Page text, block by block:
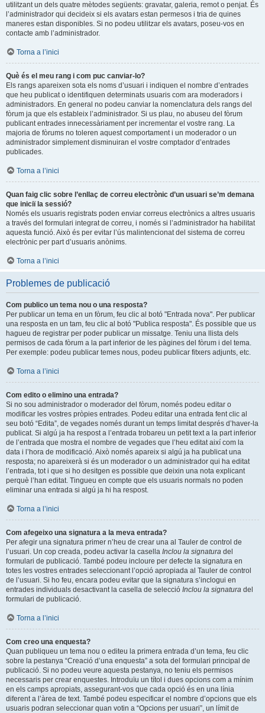
utilitzant un dels quatre mètodes següents: gravatar, galeria, remot o penjat. És
l’administrador qui decideix si els avatars estan permesos i tria de quines
maneres estan disponibles. Si no podeu utilitzar els avatars, poseu-vos en
contacte amb l’administrador.
Torna a l’inici
Què és el meu rang i com puc canviar-lo?
Els rangs apareixen sota els noms d’usuari i indiquen el nombre d’entrades
que heu publicat o identifiquen determinats usuaris com ara moderadors i
administradors. En general no podeu canviar la nomenclatura dels rangs del
fòrum ja que els estableix l’administrador. Si us plau, no abuseu del fòrum
publicant entrades innecessàriament per incrementar el vostre rang. La
majoria de fòrums no toleren aquest comportament i un moderador o un
administrador simplement disminuiran el vostre comptador d’entrades
publicades.
Torna a l’inici
Quan faig clic sobre l’enllaç de correu electrònic d’un usuari se’m demana
que iniciï la sessió?
Només els usuaris registrats poden enviar correus electrònics a altres usuaris
a través del formulari integrat de correu, i només si l’administrador ha habilitat
aquesta funció. Això és per evitar l’ús malintencionat del sistema de correu
electrònic per part d’usuaris anònims.
Torna a l’inici
Problemes de publicació
Com publico un tema nou o una resposta?
Per publicar un tema en un fòrum, feu clic al botó "Entrada nova". Per publicar
una resposta en un tam, feu clic al botó "Publica resposta". És possible que us
hagueu de registrar per poder publicar un missatge. Teniu una llista dels
permisos de cada fòrum a la part inferior de les pàgines del fòrum i del tema.
Per exemple: podeu publicar temes nous, podeu publicar fitxers adjunts, etc.
Torna a l’inici
Com edito o elimino una entrada?
Si no sou administrador o moderador del fòrum, només podeu editar o
modificar les vostres pròpies entrades. Podeu editar una entrada fent clic al
seu botó “Edita”, de vegades només durant un temps limitat després d’haver-la
publicat. Si algú ja ha respost a l’entrada trobareu un petit text a la part inferior
de l’entrada que mostra el nombre de vegades que l’heu editat així com la
data i l’hora de modificació. Això només apareix si algú ja ha publicat una
resposta; no apareixerà si és un moderador o un administrador qui ha editat
l’entrada, tot i que si ho desitgen es possible que deixin una nota explicant
perquè l’han editat. Tingueu en compte que els usuaris normals no poden
eliminar una entrada si algú ja hi ha respost.
Torna a l’inici
Com afegeixo una signatura a la meva entrada?
Per afegir una signatura primer n’heu de crear una al Tauler de control de
l’usuari. Un cop creada, podeu activar la casella Inclou la signatura del
formulari de publicació. També podeu incloure per defecte la signatura en
totes les vostres entrades seleccionant l’opció apropiada al Tauler de control
de l’usuari. Si ho feu, encara podeu evitar que la signatura s’inclogui en
entrades individuals desactivant la casella de selecció Inclou la signatura del
formulari de publicació.
Torna a l’inici
Com creo una enquesta?
Quan publiqueu un tema nou o editeu la primera entrada d’un tema, feu clic
sobre la pestanya “Creació d’una enquesta” a sota del formulari principal de
publicació. Si no podeu veure aquesta pestanya, no teniu els permisos
necessaris per crear enquestes. Introduïu un títol i dues opcions com a mínim
en els camps apropiats, assegurant-vos que cada opció és en una línia
diferent a l’àrea de text. També podeu especificar el nombre d’opcions que els
usuaris podran seleccionar quan votin a “Opcions per usuari”, un límit de